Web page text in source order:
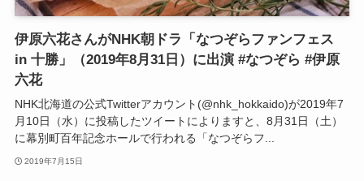
伊原六花さんがNHK朝ドラ「なつぞらファンフェス
in 十勝」（2019年8月31日）に出演 #なつぞら #伊原
六花
NHK北海道の公式Twitterアカウント(@nhk_hokkaido)が2019年7
月10日（水）に投稿したツイートによりますと、8月31日（土）
に幕別町百年記念ホールで行われる「なつぞらフ...
2019年7月15日